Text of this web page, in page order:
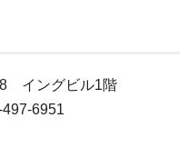
イングビル1階
6951